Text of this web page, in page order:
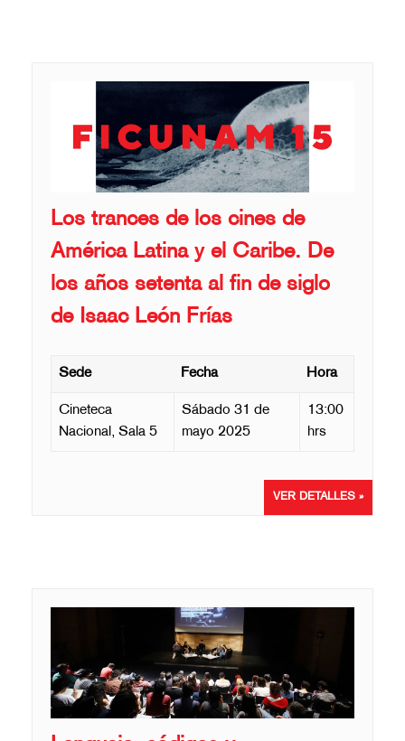
Los trances de los cines de
América Latina y el Caribe. De
los años setenta al fin de siglo
de Isaac León Frías
Sede Fecha Hora
Cineteca
Nacional, Sala 5
Sábado 31 de
mayo 2025
13:00
hrs
VER DETALLES »